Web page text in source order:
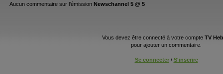
Aucun commentaire sur l'émission Newschannel 5 @ 5
Vous devez être connecté à votre compte TV
pour ajouter un commentaire.
Se connecter/ S'inscrire